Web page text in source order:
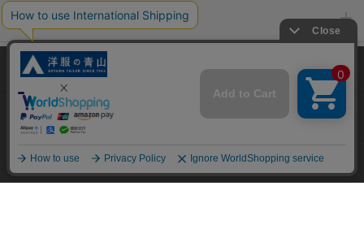
便利なサービス
インフォメーション
おすすめコンテンツ
ポリシー・企業情報
当サイトでは、快適な閲覧体験とコンテンツ改善のためにCookieを使用
しています。閲覧を続けることで、Cookieの使用に同意したものとみな
します。詳細については
同意して閉じる